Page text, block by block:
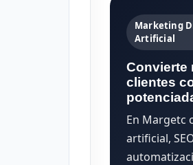
Marketing
Artificial
Convierte
clientes
En Margetc
artificial,